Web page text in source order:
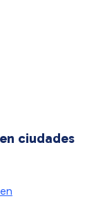
ciudades